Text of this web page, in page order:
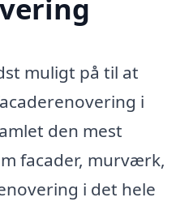
muligt på til at
i
den mest
facader, murværk,
i det hele